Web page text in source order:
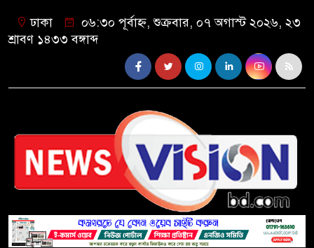
ঢাকা
০৬:৩০ পূর্বাহ্ন, শুক্রবার, ০৭ অগাস্ট ২০২৬, ২৩
শ্রাবণ ১৪৩৩ বঙ্গাব্দ